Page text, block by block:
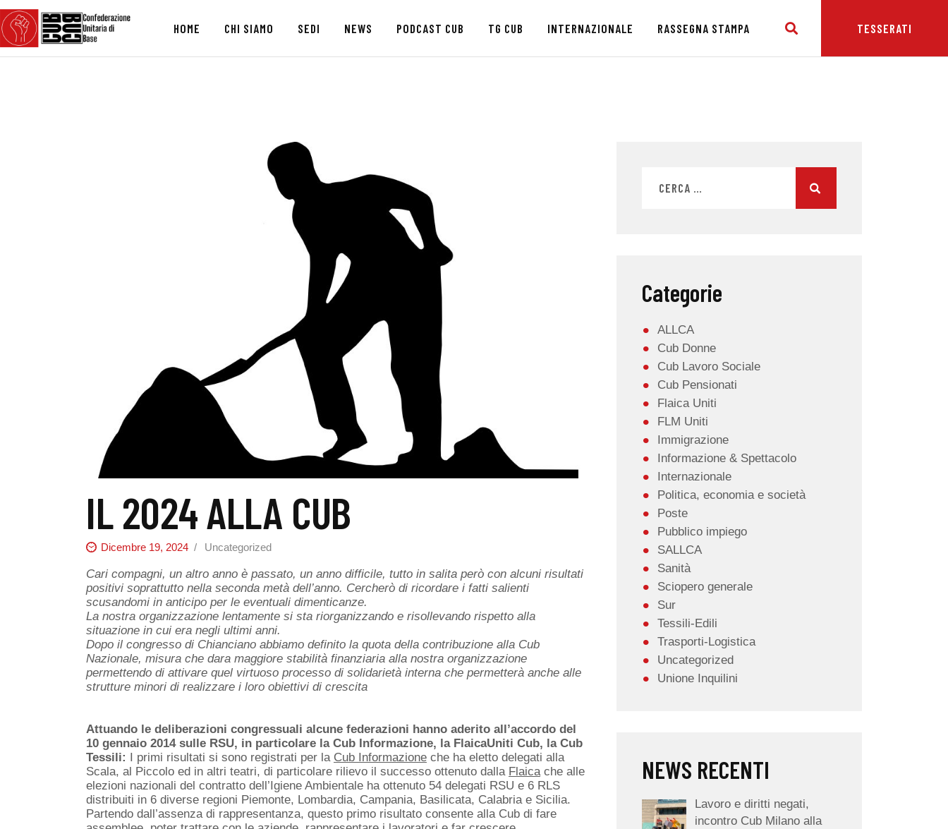
HOME CHI SIAMO SEDI NEWS PODCAST CUB TG CUB INTERNAZIONALE RASSEGNA STAMPA TESSERATI
HOME
CHI SIAMO
PODCAST CUB
INTERNAZIONALE
RASSEGNA STAMPA
IL 2024 ALLA CUB
Dicembre 19, 2024 Uncategorized
Cari compagni, un altro anno è passato, un anno difficile, tutto in salita però con alcuni risultati
positivi soprattutto nella seconda metà dell’anno. Cercherò di ricordare i fatti salienti
scusandomi in anticipo per le eventuali dimenticanze.
La nostra organizzazione lentamente si sta riorganizzando e risollevando rispetto alla
situazione in cui era negli ultimi anni.
Dopo il congresso di Chianciano abbiamo definito la quota della contribuzione alla Cub
Nazionale, misura che dara maggiore stabilità finanziaria alla nostra organizzazione
permettendo di attivare quel virtuoso processo di solidarietà interna che permetterà anche alle
strutture minori di realizzare i loro obiettivi di crescita
Attuando le deliberazioni congressuali alcune federazioni hanno aderito all’accordo del
10 gennaio 2014 sulle RSU, in particolare la Cub Informazione, la FlaicaUniti Cub, la Cub
Tessili: I primi risultati si sono registrati per la Cub Informazione che ha eletto delegati alla
Scala, al Piccolo ed in altri teatri, di particolare rilievo il successo ottenuto dalla Flaica che alle
elezioni nazionali del contratto dell’Igiene Ambientale ha ottenuto 54 delegati RSU e 6 RLS
distribuiti in 6 diverse regioni Piemonte, Lombardia, Campania, Basilicata, Calabria e Sicilia.
Partendo dall’assenza di rappresentanza, questo primo risultato consente alla Cub di fare
Categorie
ALLCA
Cub Donne
Cub Lavoro Sociale
Cub Pensionati
Flaica Uniti
FLM Uniti
Immigrazione
Informazione & Spettacolo
Internazionale
Politica, economia e società
Poste
Pubblico impiego
SALLCA
Sanità
Sciopero generale
Sur
Tessili-Edili
Trasporti-Logistica
Uncategorized
Unione Inquilini
NEWS RECENTI
Lavoro e diritti negati,
incontro Cub Milano alla